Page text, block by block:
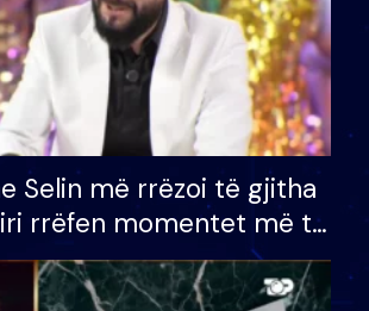
Selin më rrëzoi të gjitha
rrëfen momentet më të
e BB VIP: Do më
e mëngjesit kur…